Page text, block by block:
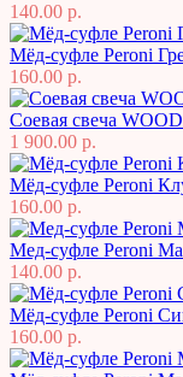
140.00 р.
Мёд-суфле Peroni
160.00 р.
Соевая свеча
1 900.00 р.
Мёд-суфле Peroni
160.00 р.
Мед-суфле Peroni
140.00 р.
Мёд-суфле Peroni
160.00 р.